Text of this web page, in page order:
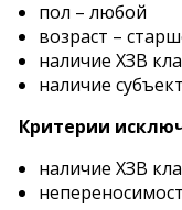
пол – любой
возраст –
наличие ХЗВ
наличие
Критерии
наличие ХЗВ